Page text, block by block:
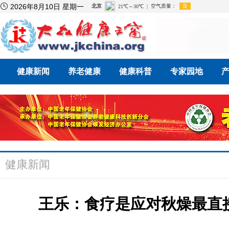
 2026年8月10日 星期一
健康新闻 养老健康 健康科普 专家园地
健康新闻
王乐：食疗是应对秋燥最直